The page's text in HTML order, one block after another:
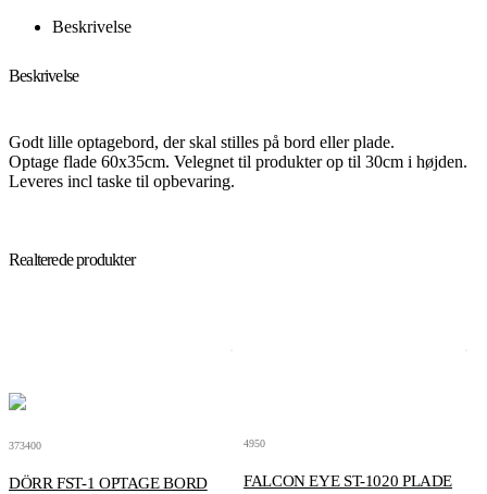
Beskrivelse
Beskrivelse
Godt lille optagebord, der skal stilles på bord eller plade.
Optage flade 60x35cm. Velegnet til produkter op til 30cm i højden.
Leveres incl taske til opbevaring.
Realterede produkter
373400
DÖRR FST-1 OPTAGE BORD
4950
FALCON EYE ST-1020 PLADE